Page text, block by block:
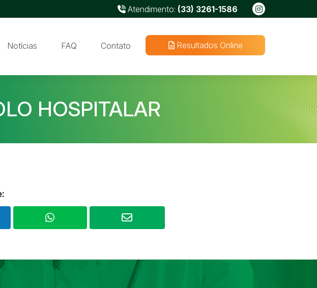
Atendimento: (33) 3261-1586
Notícias FAQ Contato Resultados Online
HOSPITALAR